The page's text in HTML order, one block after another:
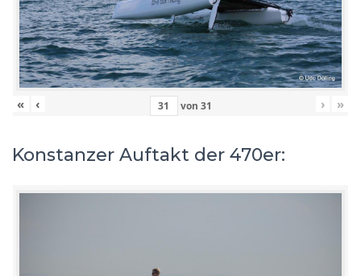
« ‹ von 31 › »
Konstanzer Auftakt der 470er: